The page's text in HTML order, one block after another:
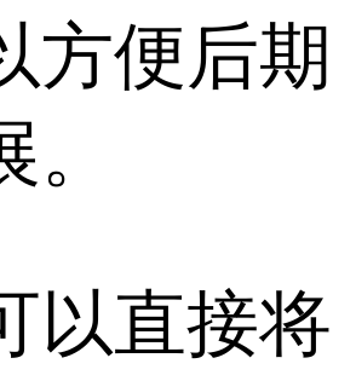
方便后期
以直接将